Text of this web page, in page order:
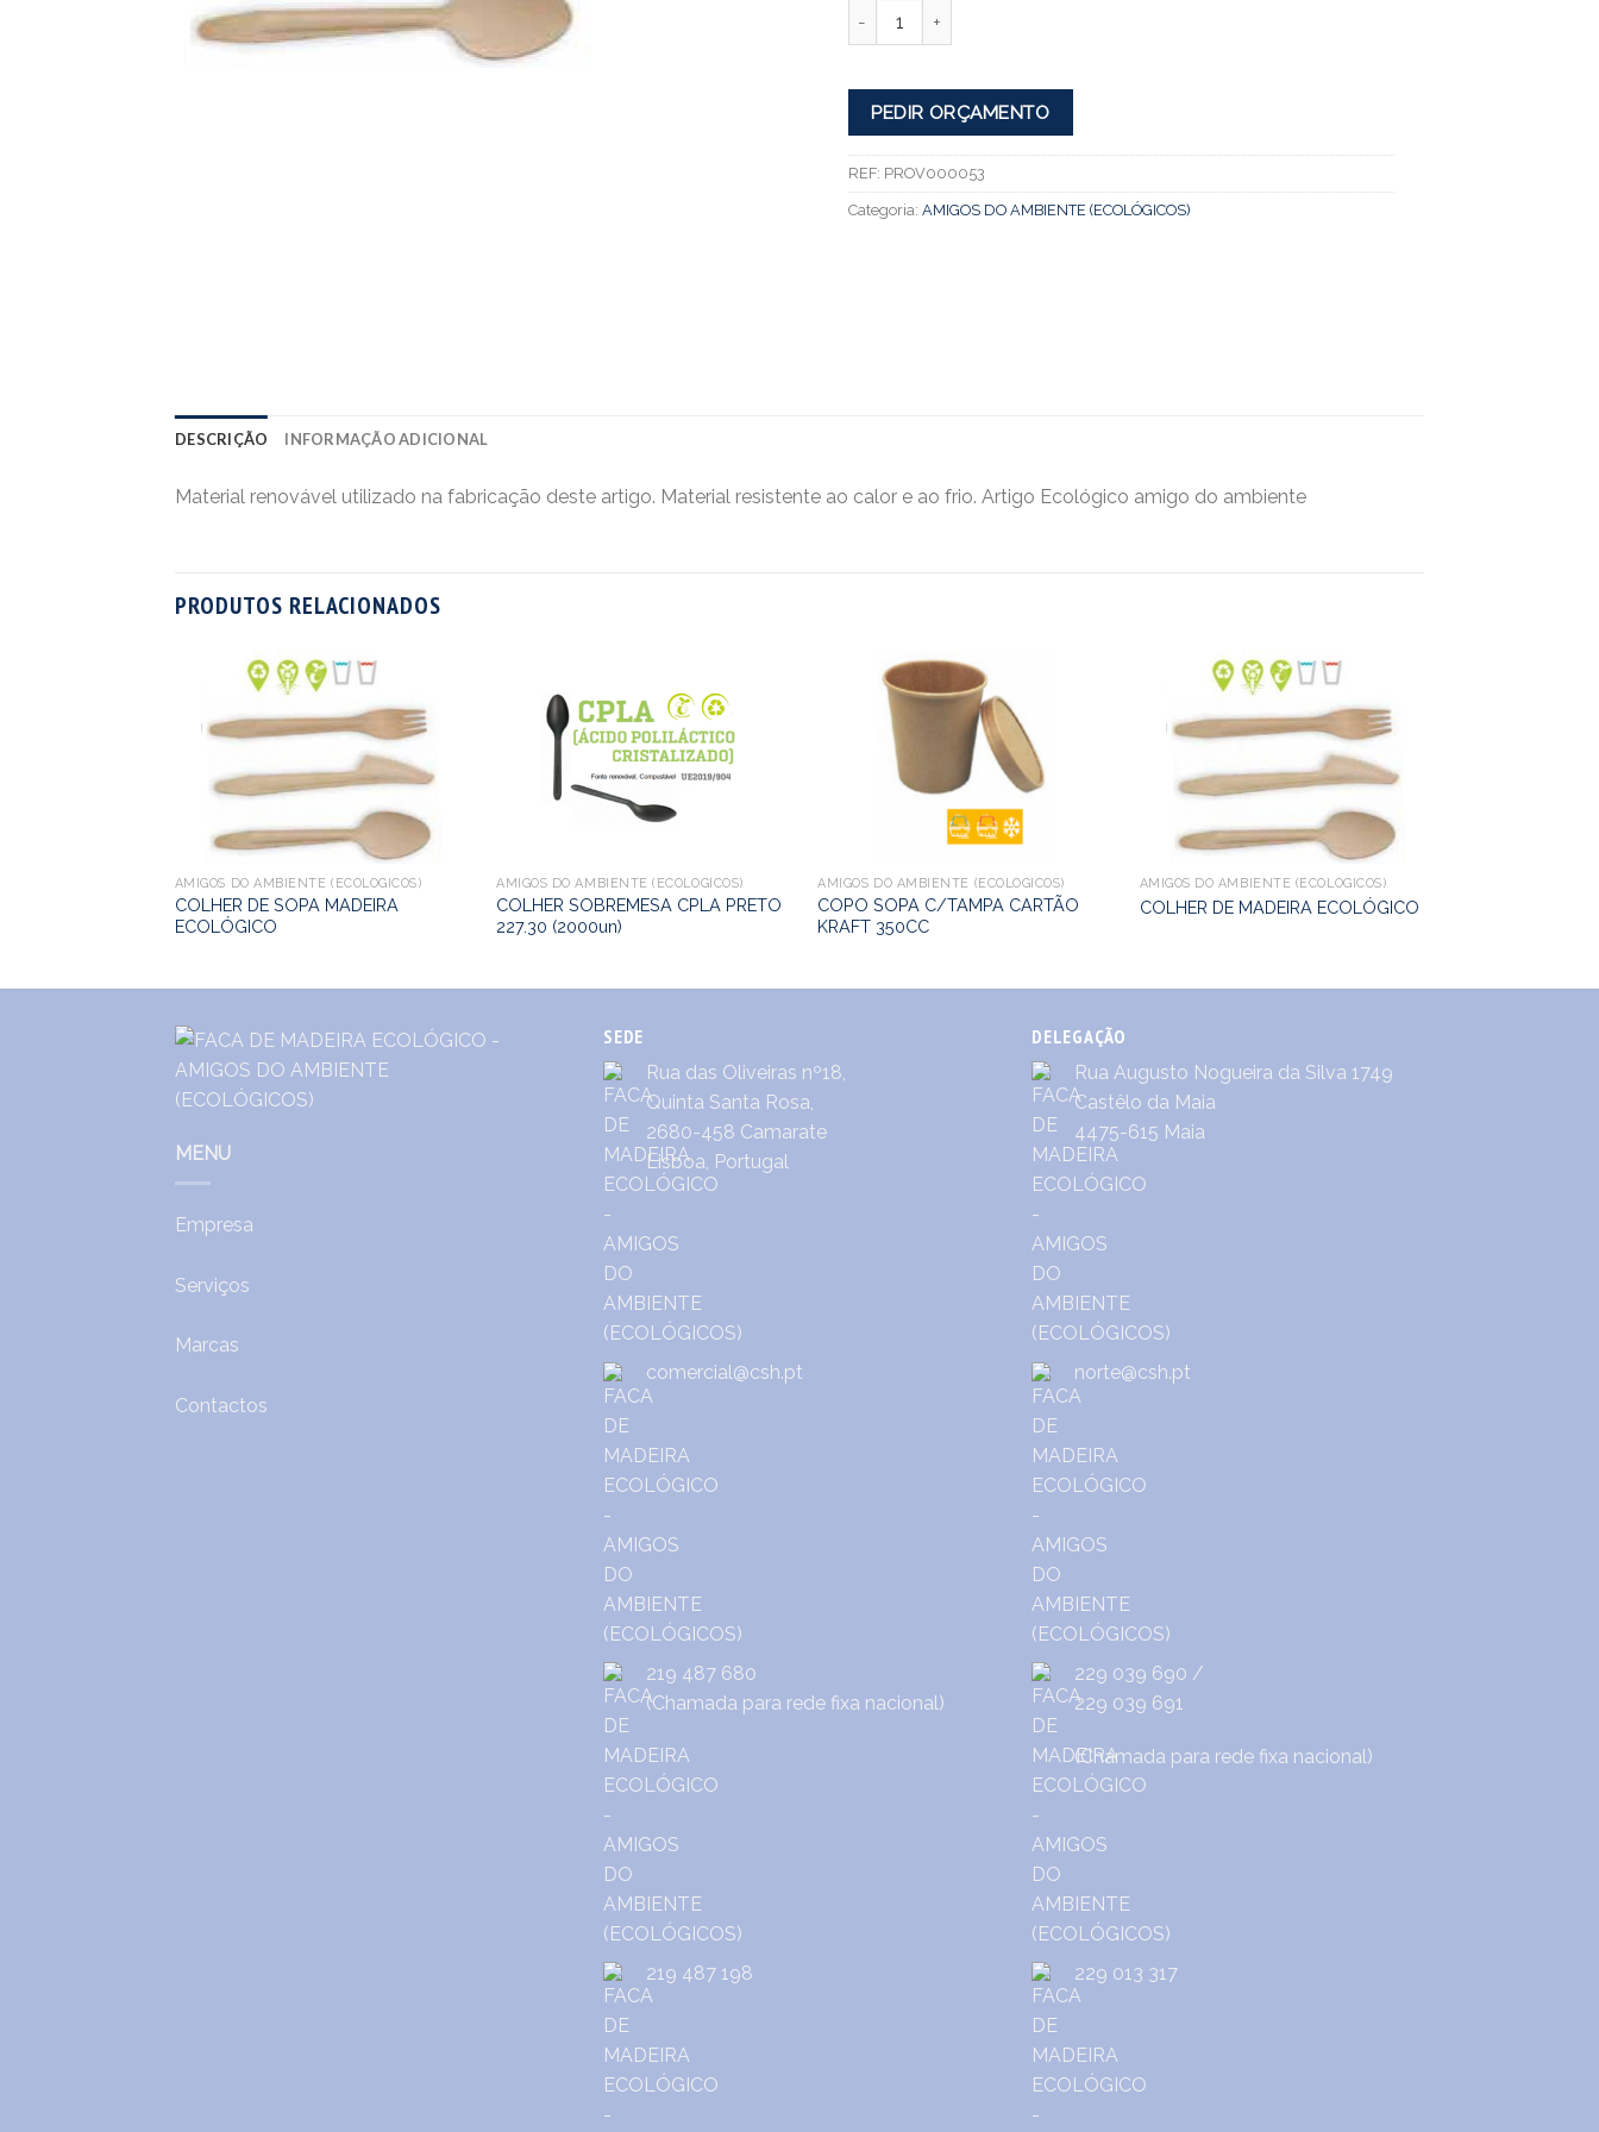
PEDIR ORÇAMENTO
REF: PROV000053
Categoria: AMIGOS DO AMBIENTE (ECOLÓGICOS)
DESCRIÇÃO INFORMAÇÃO ADICIONAL
Material renovável utilizado na fabricação deste artigo. Material resistente ao calor e ao frio. Artigo Ecológico amigo do ambiente
PRODUTOS RELACIONADOS
AMIGOS DO AMBIENTE (ECOLÓGICOS)
COLHER DE SOPA MADEIRA
ECOLÓGICO
AMIGOS DO AMBIENTE (ECOLÓGICOS)
COLHER SOBREMESA CPLA PRETO
227.30 (2000un)
AMIGOS DO AMBIENTE (ECOLÓGICOS)
COPO SOPA C/TAMPA CARTÃO
KRAFT 350CC
AMIGOS DO AMBIENTE (ECOLÓGICOS)
COLHER DE MADEIRA ECOLÓGICO
MENU
Empresa
Serviços
Marcas
Contactos
SEDE
Rua das Oliveiras nº18,
Quinta Santa Rosa,
2680-458 Camarate
Lisboa, Portugal
comercial@csh.pt
219 487 680
(Chamada para rede fixa nacional)
219 487 198
DELEGAÇÃO
Rua Augusto Nogueira da Silva 1749
Castêlo da Maia
4475-615 Maia
norte@csh.pt
229 039 690 /
229 039 691
(Chamada para rede fixa nacional)
229 013 317